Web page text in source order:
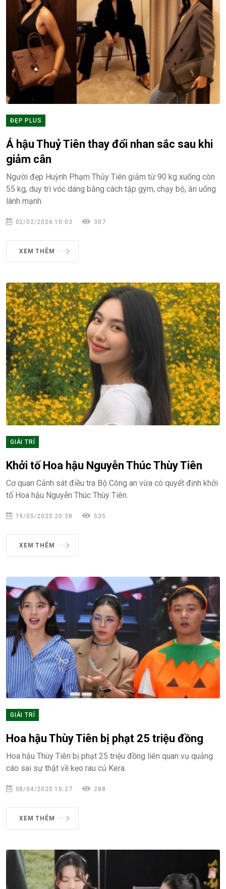
ĐẸP PLUS
Á hậu Thuỷ Tiên thay đổi nhan sắc sau khi
giảm cân
Người đẹp Huỳnh Phạm Thủy Tiên giảm từ 90 kg xuống còn
55 kg, duy trì vóc dáng bằng cách tập gym, chạy bộ, ăn uống
lành mạnh.
02/02/2026 10:03 307
XEM THÊM
GIẢI TRÍ
Khởi tố Hoa hậu Nguyễn Thúc Thùy Tiên
Cơ quan Cảnh sát điều tra Bộ Công an vừa có quyết định khởi
tố Hoa hậu Nguyễn Thúc Thùy Tiên.
19/05/2025 20:38 535
XEM THÊM
GIẢI TRÍ
Hoa hậu Thùy Tiên bị phạt 25 triệu đồng
Hoa hậu Thùy Tiên bị phạt 25 triệu đồng liên quan vụ quảng
cáo sai sự thật về kẹo rau củ Kera.
08/04/2025 10:27 288
XEM THÊM